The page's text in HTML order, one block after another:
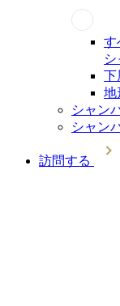
す
下
地
シャン
シャン
訪問する